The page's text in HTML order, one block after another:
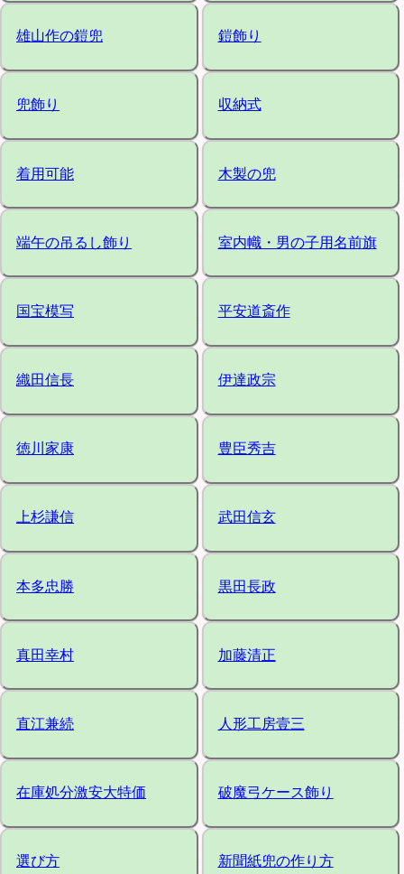
雄山作の鎧兜 鎧飾り
兜飾り 収納式
着用可能 木製の兜
端午の吊るし飾り 室内幟・男の子用名前旗
国宝模写 平安道斎作
織田信長 伊達政宗
徳川家康 豊臣秀吉
上杉謙信 武田信玄
本多忠勝 黒田長政
真田幸村 加藤清正
直江兼続 人形工房壹三
在庫処分激安大特価 破魔弓ケース飾り
選び方 新聞紙兜の作り方